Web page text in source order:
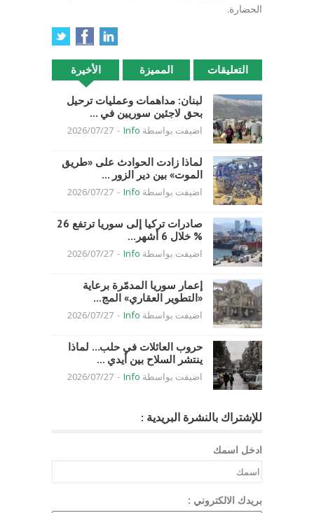
الحضارة.
الأخيرة المميزة التعليقات
لبنان: مداهمات وعمليات ترحيل
بحق لاجئين سوريين في ...
اضيفت بواسطة Info
-
2026/07/27
لماذا زادت الحوادث على «طريق
الموت» بين دير الزور ...
اضيفت بواسطة Info
-
2026/07/27
صادرات تركيا إلى سوريا ترتفع 26
% خلال 6 أشهر...
اضيفت بواسطة Info
-
2026/07/27
إعمار سوريا المدمّرة برعاية
«التطوير العقاري» المج...
اضيفت بواسطة Info
-
2026/07/27
حروب العائلات في حلب… لماذا
ينتشر السلاح بين أيدي ...
اضيفت بواسطة Info
-
2026/07/27
للإشتراك بالنشرة البريدية :
ادخل اسمك
بريدك الالكتروني :